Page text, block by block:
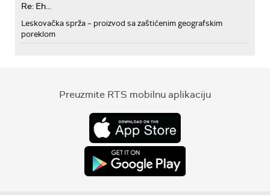
Re: Eh...
Leskovačka sprža – proizvod sa zaštićenim geografskim
poreklom
Preuzmite RTS mobilnu aplikaciju